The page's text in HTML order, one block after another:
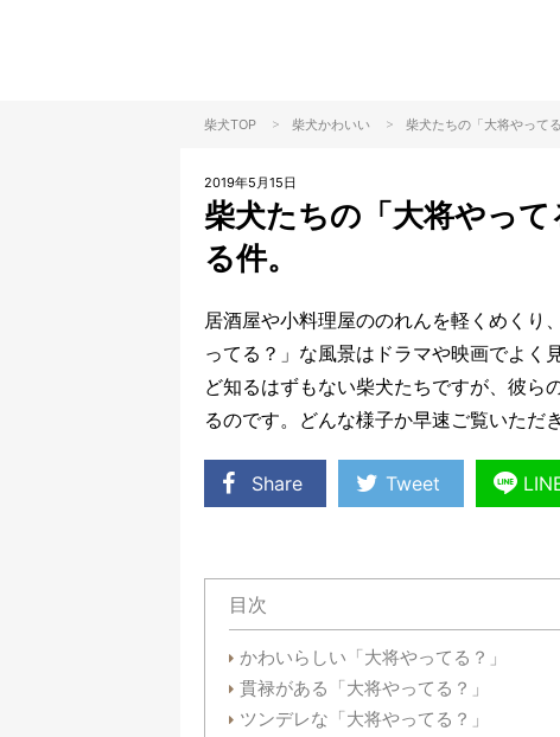
柴犬TOP > 柴犬かわいい > 柴犬たちの「大将やって
2019年5月15日
柴犬たちの「大将やっ
る件。
居酒屋や小料理屋ののれんを軽くめくり
ってる？」な風景はドラマや映画でよく
ど知るはずもない柴犬たちですが、彼ら
るのです。どんな様子か早速ご覧いただ
Share Tweet
目次
かわいらしい「大将やってる？」
貫禄がある「大将やってる？」
ツンデレな「大将やってる？」